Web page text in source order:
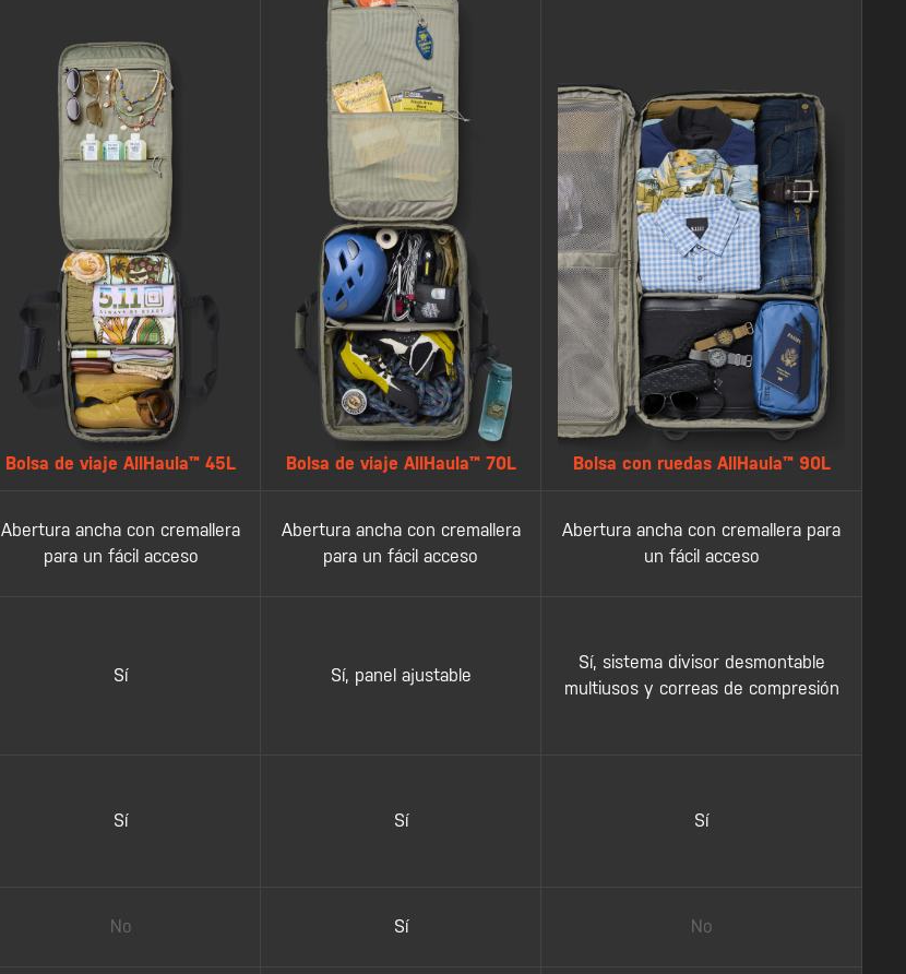
Bolsa de viaje AllHaula™ 45L Bolsa de viaje AllHaula™ 70L Bolsa con ruedas AllHaula™ 90L
Abertura ancha con cremallera
para un fácil acceso
Abertura ancha con cremallera
para un fácil acceso
Abertura ancha con cremallera para
un fácil acceso
Sí Sí, panel ajustable
Sí, sistema divisor desmontable
multiusos y correas de compresión
Sí Sí Sí
No Sí No